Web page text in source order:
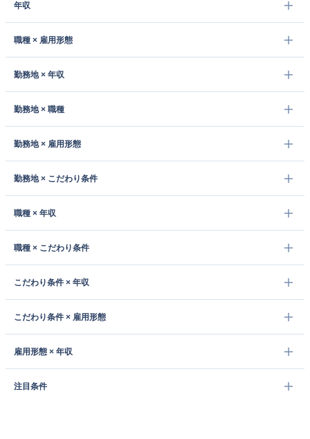
年収
職種 × 雇用形態
勤務地 × 年収
勤務地 × 職種
勤務地 × 雇用形態
勤務地 × こだわり条件
職種 × 年収
職種 × こだわり条件
こだわり条件 × 年収
こだわり条件 × 雇用形態
雇用形態 × 年収
注目条件